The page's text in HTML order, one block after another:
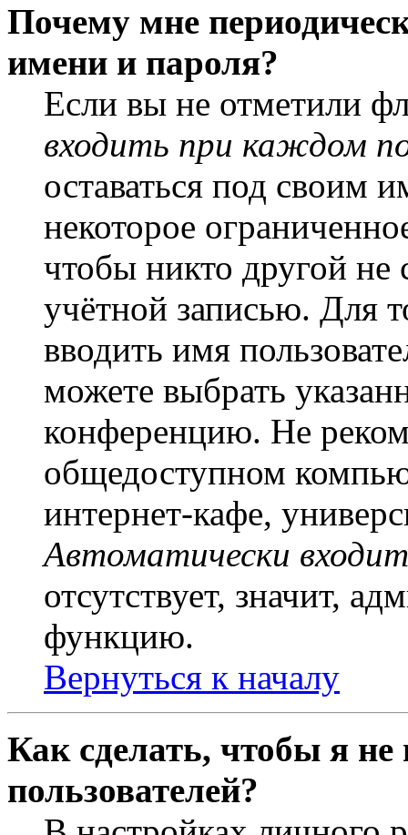
Почему мне
имени и пароля?
Если вы не отметили
входить при каждом
оставаться под своим
некоторое
чтобы никто другой не
учётной записью. Для
вводить имя
можете выбрать
конференцию. Не
общедоступном
интернет-кафе,
Автоматически
отсутствует, значит,
функцию.
Вернуться к началу
Как сделать, чтобы я
пользователей?